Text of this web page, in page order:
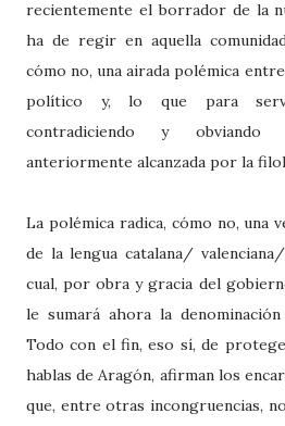
recientemente el borrador de la
ha de regir en aquella
cómo no, una airada polémica
político y, lo que para
contradiciendo y obviando
anteriormente alcanzada por la
La polémica radica, cómo no, una
de la lengua catalana/
cual, por obra y gracia del
le sumará ahora la
Todo con el fin, eso sí, de
hablas de Aragón, afirman los
que, entre otras incongruencias,